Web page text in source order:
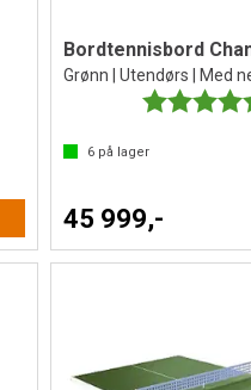
Bordtennisbord
Grønn | Utendørs | Med
Karakter:
6 på lager
45 999,-